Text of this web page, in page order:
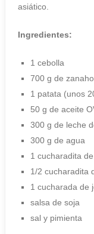
asiático.
Ingredientes:
1 cebolla
700 g de
1 patata (unos
50 g de aceite
300 g de leche
300 g de agua
1 cucharadita
1/2 cucharadita
1 cucharada de
salsa de soja
sal y pimienta